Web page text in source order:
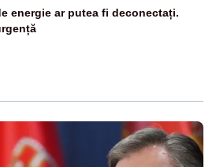
energie ar putea fi deconectați.